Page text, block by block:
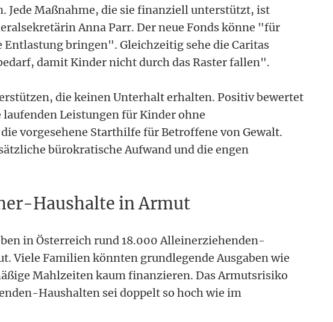
Jede Maßnahme, die sie finanziell unterstützt, ist
Anna Parr. Der neue Fonds könne "für
bringen". Gleichzeitig sehe die Caritas
damit Kinder nicht durch das Raster fallen".
die keinen Unterhalt erhalten. Positiv bewertet
laufenden Leistungen für Kinder ohne
vorgesehene Starthilfe für Betroffene von Gewalt.
bürokratische Aufwand und die engen
Haushalte in Armut
in Österreich rund 18.000 Alleinerziehenden-
Viele Familien könnten grundlegende Ausgaben wie
Mahlzeiten kaum finanzieren. Das Armutsrisiko
Haushalten sei doppelt so hoch wie im